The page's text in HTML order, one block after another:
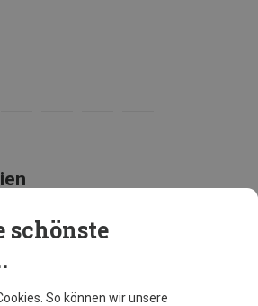
schönste
So können wir unsere